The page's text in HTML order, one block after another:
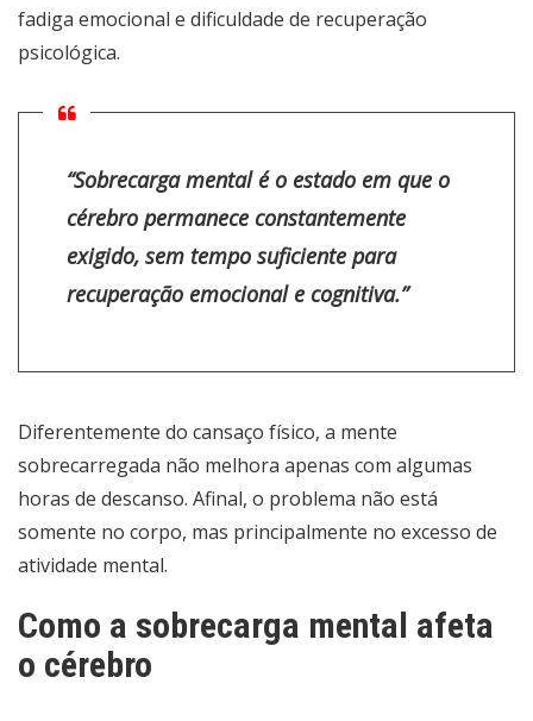
fadiga emocional e dificuldade de recuperação
psicológica.
“Sobrecarga mental é o estado em que o
cérebro permanece constantemente
exigido, sem tempo suficiente para
recuperação emocional e cognitiva.”
Diferentemente do cansaço físico, a mente
sobrecarregada não melhora apenas com algumas
horas de descanso. Afinal, o problema não está
somente no corpo, mas principalmente no excesso de
atividade mental.
Como a sobrecarga mental afeta
o cérebro